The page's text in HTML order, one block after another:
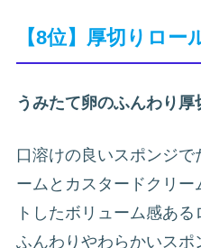
【8位】厚切りロー
うみたて卵のふんわり厚
口溶けの良いスポンジで
ームとカスタードクリー
トしたボリューム感ある
ふんわりやわらかいスポ